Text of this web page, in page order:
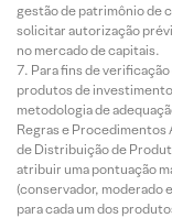
gestão de patrimônio de
solicitar autorização
no mercado de capitais.
Para fins de
produtos de
metodologia de
Regras e Procedimentos
de Distribuição de
atribuir uma pontuação
(conservador, moderado
para cada um dos